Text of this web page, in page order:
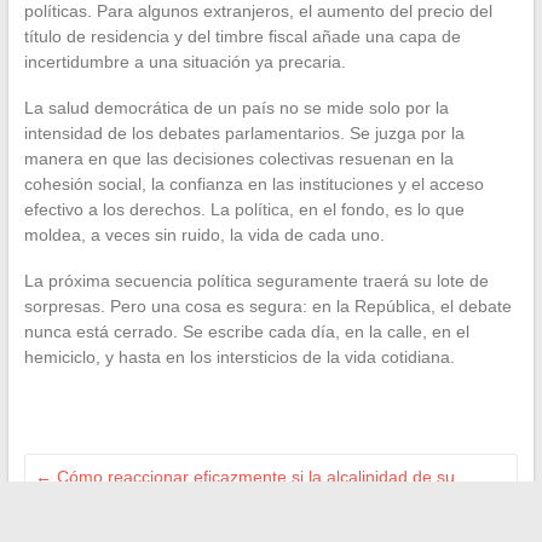
políticas. Para algunos extranjeros, el aumento del precio del
título de residencia y del timbre fiscal añade una capa de
incertidumbre a una situación ya precaria.
La salud democrática de un país no se mide solo por la
intensidad de los debates parlamentarios. Se juzga por la
manera en que las decisiones colectivas resuenan en la
cohesión social, la confianza en las instituciones y el acceso
efectivo a los derechos. La política, en el fondo, es lo que
moldea, a veces sin ruido, la vida de cada uno.
La próxima secuencia política seguramente traerá su lote de
sorpresas. Pero una cosa es segura: en la República, el debate
nunca está cerrado. Se escribe cada día, en la calle, en el
hemiciclo, y hasta en los intersticios de la vida cotidiana.
← Cómo reaccionar eficazmente si la alcalinidad de su